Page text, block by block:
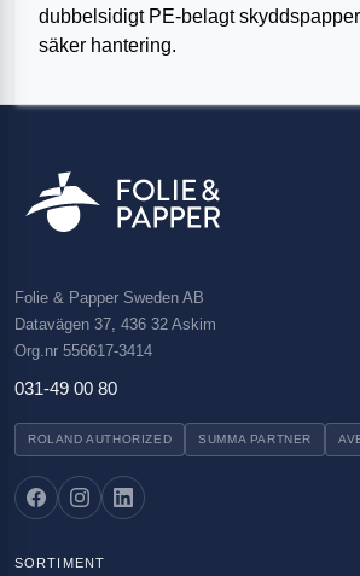
dubbelsidigt PE-belagt
säker hantering.
Folie & Papper Sweden AB
Datavägen 37, 436 32 Askim
Org.nr 556617-3414
031-49 00 80
ROLAND AUTHORIZED SUMMA PARTNER
SORTIMENT